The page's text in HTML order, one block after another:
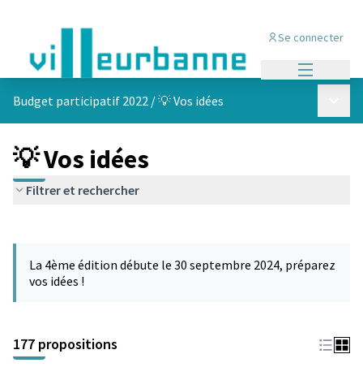
Se connecter
Budget participatif 2022 /💡 Vos idées
💡 Vos idées
Filtrer et rechercher
−
La 4ème édition débute le 30 septembre 2024, préparez
vos idées !
177 propositions